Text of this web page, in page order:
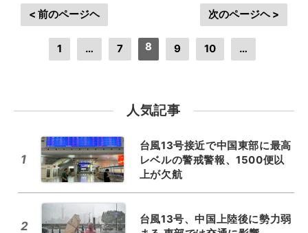
< 前のページヘ
1 … 7 8 9 10 …
次のページヘ >
人気記事
1
台風13号接近で中国東部に最高
レベルの警戒警報、1500便以
上が欠航
2
台風13号、中国上陸後に勢力弱